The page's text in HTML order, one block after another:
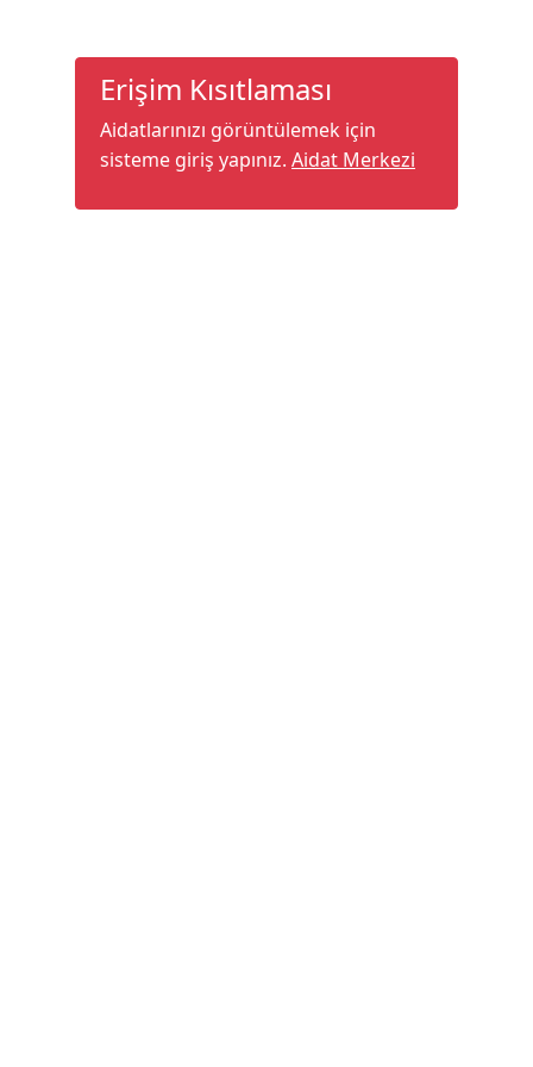
Erişim Kısıtlaması
Aidatlarınızı görüntülemek için
sisteme giriş yapınız. Aidat Merkezi